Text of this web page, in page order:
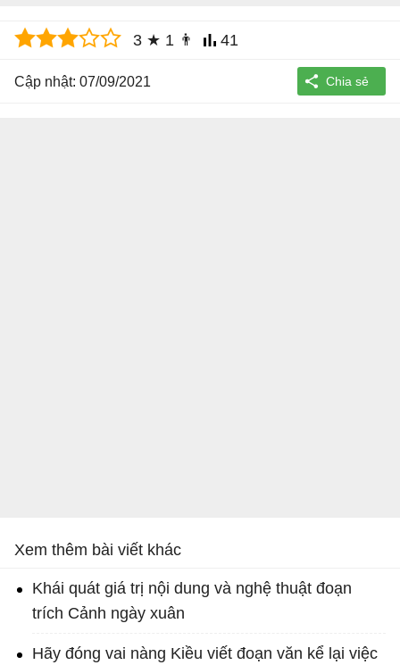
3 ★ 1 👨 41
Cập nhật: 07/09/2021
Xem thêm bài viết khác
Khái quát giá trị nội dung và nghệ thuật đoạn
trích Cảnh ngày xuân
Hãy đóng vai nàng Kiều viết đoạn văn kể lại việc